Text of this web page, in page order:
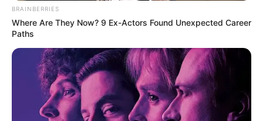
BRAINBERRIES
Where Are They Now? 9 Ex-Actors Found Unexpected Career
Paths